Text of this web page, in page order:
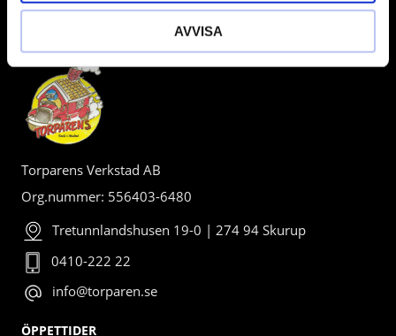
AVVISA
Torparens Verkstad AB
Org.nummer: 556403-6480
Tretunnlandshusen 19-0 | 274 94 Skurup
0410-222 22
info@torparen.se
ÖPPETTIDER